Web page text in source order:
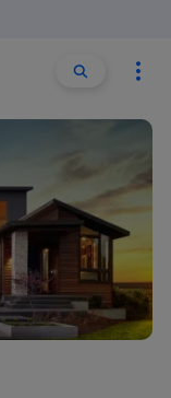
Buscar